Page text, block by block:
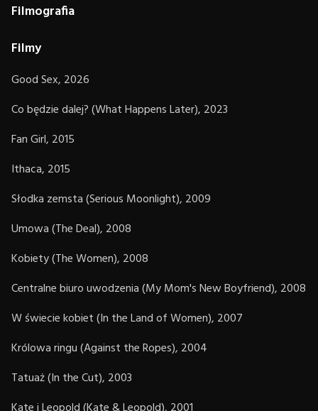
Filmografia
Filmy
Good Sex, 2026
Co będzie dalej? (What Happens Later), 2023
Fan Girl, 2015
Ithaca, 2015
Słodka zemsta (Serious Moonlight), 2009
Umowa (The Deal), 2008
Kobiety (The Women), 2008
Centralne biuro uwodzenia (My Mom's New Boyfriend), 2008
W świecie kobiet (In the Land of Women), 2007
Królowa ringu (Against the Ropes), 2004
Tatuaż (In the Cut), 2003